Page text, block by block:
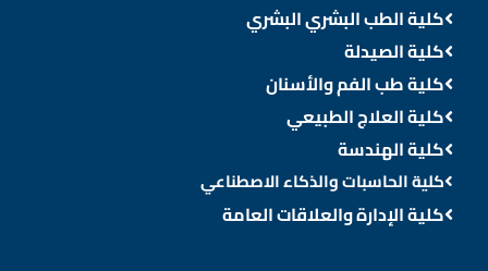
كلية الطب البشري البشري
كلية الصيدلة
كلية طب الفم والأسنان
كلية العلاج الطبيعي
كلية الهندسة
كلية الحاسبات والذكاء الاصطناعي
كلية الإدارة والعلاقات العامة